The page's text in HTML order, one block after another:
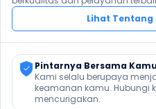
Lihat Tentang
Pintarnya Bersama Kamu
Kami selalu berupaya
keamanan kamu. Hubungi
mencurigakan.